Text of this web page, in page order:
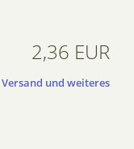
2,36 EUR
Versand und weiteres